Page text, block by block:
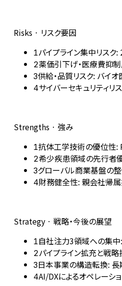
Risks · リスク要因
1パイプライン集中リス
2薬価引下げ・医療費抑
3供給・品質リスク: バイ
4サイバーセキュリティ
Strengths · 強み
1抗体工学技術の優位性:
2希少疾患領域の先行者
3グローバル商業基盤の
4財務健全性: 親会社帰属
Strategy · 戦略・今後の展望
1自社注力3領域への集中
2パイプライン拡充と戦
3日本事業の構造転換: 長
4AI/DXによるオペレーシ